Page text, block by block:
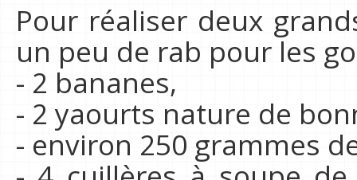
Pour réaliser deux
un peu de rab pour les
- 2 bananes,
- 2 yaourts nature de
- environ 250 grammes